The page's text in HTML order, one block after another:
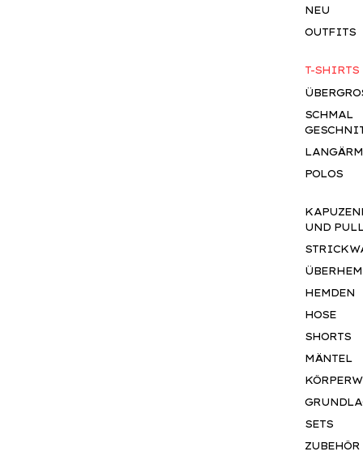
NEU
OUTFITS
T-SHIRTS
SCHMAL
POLOS
UND
HEMDEN
HOSE
SHORTS
MÄNTEL
SETS
ZUBEHÖR